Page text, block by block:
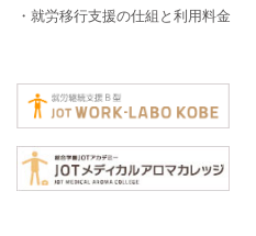
・就労移行支援の仕組と利用料金